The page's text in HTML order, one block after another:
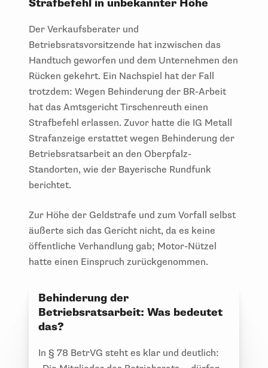
Strafbefehl in unbekannter Höhe
Der Verkaufsberater und
Betriebsratsvorsitzende hat inzwischen das
Handtuch geworfen und dem Unternehmen den
Rücken gekehrt. Ein Nachspiel hat der Fall
trotzdem: Wegen Behinderung der BR-Arbeit
hat das Amtsgericht Tirschenreuth einen
Strafbefehl erlassen. Zuvor hatte die IG Metall
Strafanzeige erstattet wegen Behinderung der
Betriebsratsarbeit an den Oberpfalz-
Standorten, wie der Bayerische Rundfunk
berichtet.
Zur Höhe der Geldstrafe und zum Vorfall selbst
äußerte sich das Gericht nicht, da es keine
öffentliche Verhandlung gab; Motor-Nützel
hatte einen Einspruch zurückgenommen.
Behinderung der
Betriebsratsarbeit: Was bedeutet
das?
In § 78 BetrVG steht es klar und deutlich: